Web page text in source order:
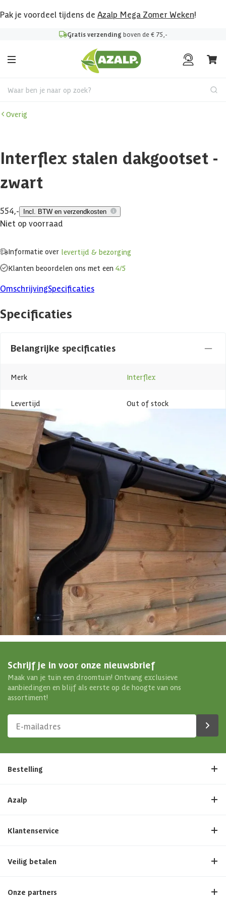
Pak je voordeel tijdens de Azalp Mega Zomer Weken!
Gratis verzending boven de € 75,-
Waar ben je naar op zoek?
Overig
Interflex stalen dakgootset -
zwart
554,- Incl. BTW en verzendkosten
Niet op voorraad
Informatie over levertijd & bezorging
Klanten beoordelen ons met een 4/5
OmschrijvingSpecificaties
Specificaties
Belangrijke specificaties
Merk Interflex
Levertijd Out of stock
Azalp artikelcode
EAN-code 8720250506200
4,65/5
bij TrustedShops
Luxe assortiment
tegen scherpe prijzen
Maatwerk:
We maken het betaalbaar.
076 - 80 801 24
Direct antwoord
Chat met ons
Stel direct je vraag
Klantenservice
Binnen 1 werkdag antwoord
Schrijf je in voor onze nieuwsbrief
Maak van je tuin een droomtuin! Ontvang exclusieve
aanbiedingen en blijf als eerste op de hoogte van ons
assortiment!
Bestelling
Azalp
Klantenservice
Veilig betalen
Onze partners